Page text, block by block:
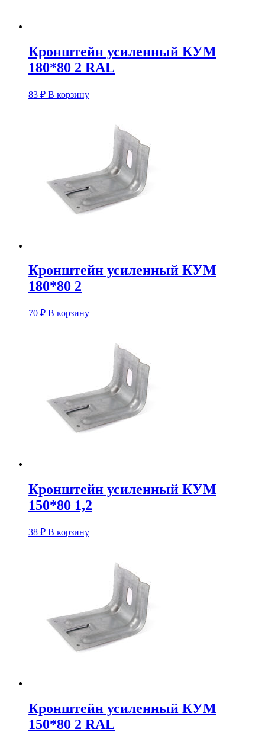
Кронштейн усиленный КУM
180*80 2 RAL
83 ₽ В корзину
Кронштейн усиленный КУM
180*80 2
70 ₽ В корзину
Кронштейн усиленный КУM
150*80 1,2
38 ₽ В корзину
Кронштейн усиленный КУM
150*80 2 RAL